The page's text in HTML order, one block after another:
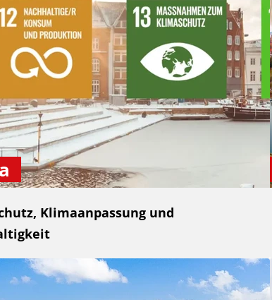
Klimaanpassung und